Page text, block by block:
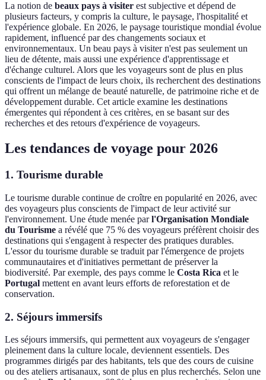
La notion de beaux pays à visiter est subjective et dépend de
plusieurs facteurs, y compris la culture, le paysage, l'hospitalité et
l'expérience globale. En 2026, le paysage touristique mondial évolue
rapidement, influencé par des changements sociaux et
environnementaux. Un beau pays à visiter n'est pas seulement un
lieu de détente, mais aussi une expérience d'apprentissage et
d'échange culturel. Alors que les voyageurs sont de plus en plus
conscients de l'impact de leurs choix, ils recherchent des destinations
qui offrent un mélange de beauté naturelle, de patrimoine riche et de
développement durable. Cet article examine les destinations
émergentes qui répondent à ces critères, en se basant sur des
recherches et des retours d'expérience de voyageurs.
Les tendances de voyage pour 2026
1. Tourisme durable
Le tourisme durable continue de croître en popularité en 2026, avec
des voyageurs plus conscients de l'impact de leur activité sur
l'environnement. Une étude menée parl'Organisation Mondiale
du Tourisme a révélé que 75 % des voyageurs préfèrent choisir des
destinations qui s'engagent à respecter des pratiques durables.
L'essor du tourisme durable se traduit par l'émergence de projets
communautaires et d'initiatives permettant de préserver la
biodiversité. Par exemple, des pays comme le Costa Rica et le
Portugal mettent en avant leurs efforts de reforestation et de
conservation.
2. Séjours immersifs
Les séjours immersifs, qui permettent aux voyageurs de s'engager
pleinement dans la culture locale, deviennent essentiels. Des
programmes dirigés par des habitants, tels que des cours de cuisine
ou des ateliers artisanaux, sont de plus en plus recherchés. Selon une